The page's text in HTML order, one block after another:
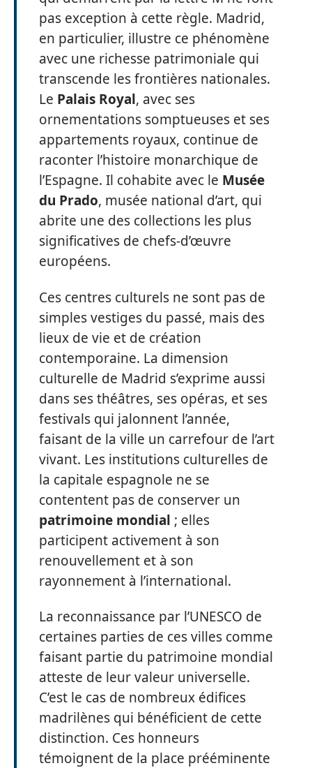
pas exception à cette règle. Madrid,
en particulier, illustre ce phénomène
avec une richesse patrimoniale qui
transcende les frontières nationales.
Le Palais Royal, avec ses
ornementations somptueuses et ses
appartements royaux, continue de
raconter l’histoire monarchique de
l’Espagne. Il cohabite avec le Musée
du Prado, musée national d’art, qui
abrite une des collections les plus
significatives de chefs-d’œuvre
européens.
Ces centres culturels ne sont pas de
simples vestiges du passé, mais des
lieux de vie et de création
contemporaine. La dimension
culturelle de Madrid s’exprime aussi
dans ses théâtres, ses opéras, et ses
festivals qui jalonnent l’année,
faisant de la ville un carrefour de l’art
vivant. Les institutions culturelles de
la capitale espagnole ne se
contentent pas de conserver un
patrimoine mondial ; elles
participent activement à son
renouvellement et à son
rayonnement à l’international.
La reconnaissance par l’UNESCO de
certaines parties de ces villes comme
faisant partie du patrimoine mondial
atteste de leur valeur universelle.
C’est le cas de nombreux édifices
madrilènes qui bénéficient de cette
distinction. Ces honneurs
témoignent de la place prééminente